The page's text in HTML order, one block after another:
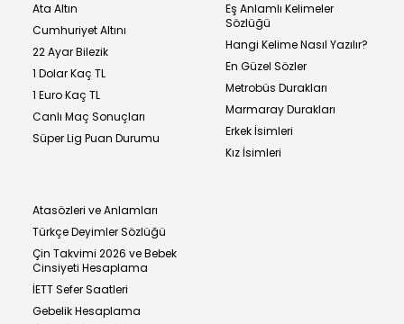
Ata Altın
Cumhuriyet Altını
22 Ayar Bilezik
1 Dolar Kaç TL
1 Euro Kaç TL
Canlı Maç Sonuçları
Süper Lig Puan Durumu
Eş Anlamlı Kelimeler
Sözlüğü
Hangi Kelime Nasıl Yazılır?
En Güzel Sözler
Metrobüs Durakları
Marmaray Durakları
Erkek İsimleri
Kız İsimleri
Atasözleri ve Anlamları
Türkçe Deyimler Sözlüğü
Çin Takvimi 2026 ve Bebek
Cinsiyeti Hesaplama
İETT Sefer Saatleri
Gebelik Hesaplama